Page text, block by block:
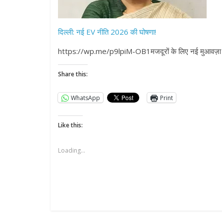
दिल्ली: नई EV नीति 2026 की घोषणा!
https://wp.me/p9lpiM-OB1मजदूरों के लिए नई मुआवज़ा
Share this:
WhatsApp Print
Like this:
Loading...